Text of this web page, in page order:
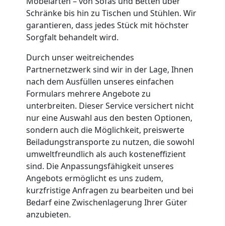
Schränke bis hin zu Tischen und Stühlen. Wir
garantieren, dass jedes Stück mit höchster
Sorgfalt behandelt wird.
Durch unser weitreichendes
Partnernetzwerk sind wir in der Lage, Ihnen
nach dem Ausfüllen unseres einfachen
Formulars mehrere Angebote zu
unterbreiten. Dieser Service versichert nicht
nur eine Auswahl aus den besten Optionen,
sondern auch die Möglichkeit, preiswerte
Beiladungstransporte zu nutzen, die sowohl
umweltfreundlich als auch kosteneffizient
sind. Die Anpassungsfähigkeit unseres
Angebots ermöglicht es uns zudem,
kurzfristige Anfragen zu bearbeiten und bei
Bedarf eine Zwischenlagerung Ihrer Güter
anzubieten.
Leonding
Möbeltransport
Leonding
Beiladung
Leonding
Mini
Umzug